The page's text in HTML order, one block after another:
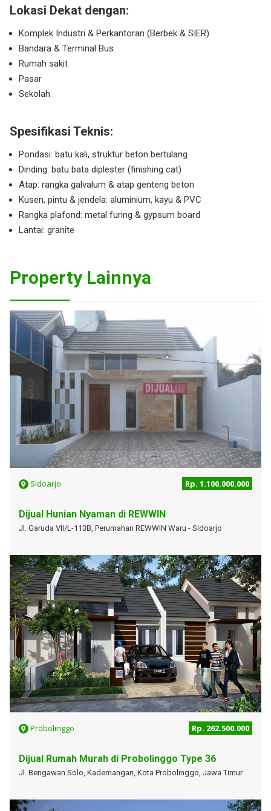
Lokasi Dekat dengan:
Komplek Industri & Perkantoran (Berbek & SIER)
Bandara & Terminal Bus
Rumah sakit
Pasar
Sekolah
Spesifikasi Teknis:
Pondasi: batu kali, struktur beton bertulang
Dinding: batu bata diplester (finishing cat)
Atap: rangka galvalum & atap genteng beton
Kusen, pintu & jendela: aluminium, kayu & PVC
Rangka plafond: metal furing & gypsum board
Lantai: granite
Property Lainnya
Sidoarjo Rp. 1.100.000.000
Dijual Hunian Nyaman di REWWIN
Jl. Garuda VII/L-113B, Perumahan REWWIN Waru - Sidoarjo
Probolinggo Rp. 262.500.000
Dijual Rumah Murah di Probolinggo Type 36
Jl. Bengawan Solo, Kademangan, Kota Probolinggo, Jawa Timur